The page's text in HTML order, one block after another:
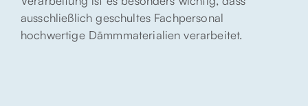
ausschließlich geschultes Fachpersonal
hochwertige Dämmmaterialien verarbeitet.